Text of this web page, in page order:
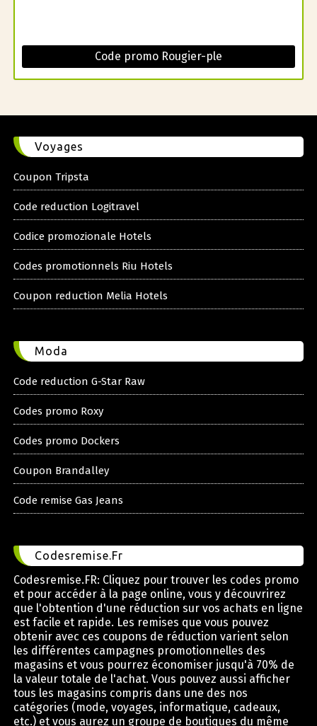
Code promo Rougier-ple
Voyages
Coupon Tripsta
Code reduction Logitravel
Codice promozionale Hotels
Codes promotionnels Riu Hotels
Coupon reduction Melia Hotels
Moda
Code reduction G-Star Raw
Codes promo Roxy
Codes promo Dockers
Coupon Brandalley
Code remise Gas Jeans
Codesremise.Fr
Codesremise.FR: Cliquez pour trouver les codes promo
et pour accéder à la page online, vous y découvrirez
que l'obtention d'une réduction sur vos achats en ligne
est facile et rapide. Les remises que vous pouvez
obtenir avec ces coupons de réduction varient selon
les différentes campagnes promotionnelles des
magasins et vous pourrez économiser jusqu'à 70% de
la valeur totale de l'achat. Vous pouvez aussi afficher
tous les magasins compris dans une des nos
catégories (mode, voyages, informatique, cadeaux,
etc.) et vous aurez un groupe de boutiques du même